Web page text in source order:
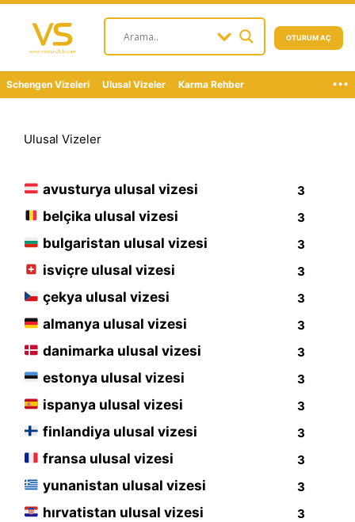
OTURUM AÇ
Schengen Vizeleri Ulusal Vizeler Karma Rehber ...
Ulusal Vizeler
avusturya ulusal vizesi 3
belçika ulusal vizesi 3
bulgaristan ulusal vizesi 3
isviçre ulusal vizesi 3
çekya ulusal vizesi 3
almanya ulusal vizesi 3
danimarka ulusal vizesi 3
estonya ulusal vizesi 3
ispanya ulusal vizesi 3
finlandiya ulusal vizesi 3
fransa ulusal vizesi 3
yunanistan ulusal vizesi 3
hırvatistan ulusal vizesi 3